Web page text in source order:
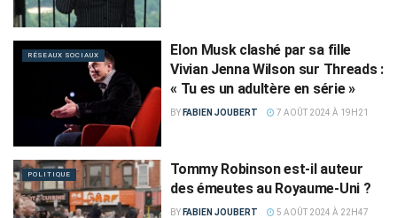
RÉSEAUX SOCIAUX
Elon Musk clashé par sa fille
Vivian Jenna Wilson sur Threads :
« Tu es un adultère en série »
BY FABIEN JOUBERT 7 AOÛT 2024 À 19H21
POLITIQUE
Tommy Robinson est-il auteur
des émeutes au Royaume-Uni ?
BY FABIEN JOUBERT 5 AOÛT 2024 À 22H47